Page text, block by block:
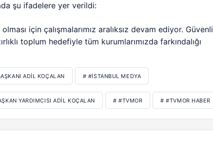
şu ifadelere yer verildi:
olması için çalışmalarımız aralıksız devam ediyor. Güvenli
toplum hedefiyle tüm kurumlarımızda farkındalığı
ADIL KOÇALAN # #İSTANBUL MEDYA
YARDIMCISI ADIL KOÇALAN # #TVMOR # #TVMOR HABER